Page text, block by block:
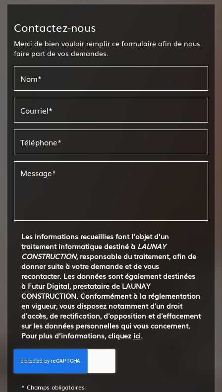
Contactez-nous
Merci de bien vouloir remplir ce formulaire afin de nous
faire part de vos demandes.
Les informations recueillies font l’objet d’un
traitement informatique destiné àLAUNAY
CONSTRUCTION, responsable du traitement, afin de
donner suite à votre demande et de vous
recontacter. Les données sont également destinées
à Futur Digital, prestataire de LAUNAY
CONSTRUCTION. Conformément à la réglementation
en vigueur, vous disposez notamment d'un droit
d'accès, de rectification, d'opposition et d'effacement
sur les données personnelles qui vous concernent.
Pour plus d’informations, cliquez ici.
* Champs obligatoires